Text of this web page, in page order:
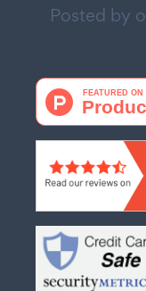
Posted by